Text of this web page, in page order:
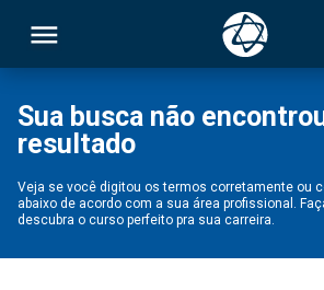
Sua busca não
resultado
Veja se você digitou os termos corretamente ou
abaixo de acordo com a sua área profissional.
descubra o curso perfeito pra sua carreira.